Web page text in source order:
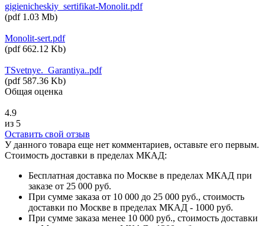
gigienicheskiy_sertifikat-Monolit.pdf
(pdf 1.03 Mb)
Monolit-sert.pdf
(pdf 662.12 Kb)
TSvetnye._Garantiya..pdf
(pdf 587.36 Kb)
Общая оценка
4.9
из 5
Оставить свой отзыв
У данного товара еще нет комментариев, оставьте его первым.
Стоимость доставки в пределах МКАД:
Бесплатная доставка по Москве в пределах МКАД при
заказе от 25 000 руб.
При сумме заказа от 10 000 до 25 000 руб., стоимость
доставки по Москве в пределах МКАД - 1000 руб.
При сумме заказа менее 10 000 руб., стоимость доставки